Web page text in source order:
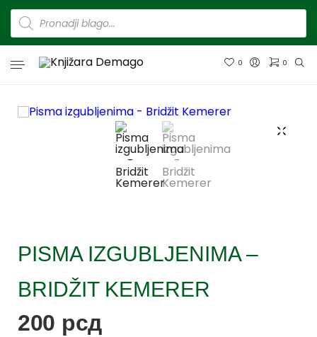
0 0
PISMA IZGUBLJENIMA –
BRIDŽIT KEMERER
200 рсд